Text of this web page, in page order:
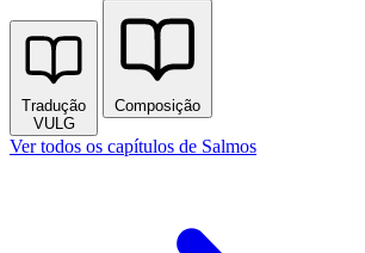
Tradução
VULG
Composição
Ver todos os capítulos de Salmos